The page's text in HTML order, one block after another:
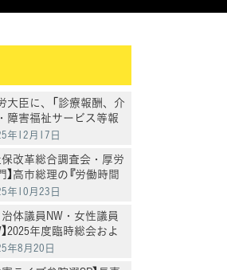
大臣に、「診療報酬、介
障害福祉サービス等報
引き上げを求める要請」
年12月17日
保改革総合調査会・厚労
】高市総理の『労働時間
の緩和検討』について、
よりヒアリング
年10月23日
治体議員NW・女性議員
2025年度臨時総会およ
同夏季研修会を開催
年8月20日